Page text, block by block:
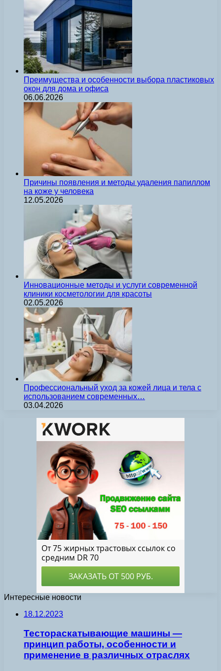
Преимущества и особенности выбора пластиковых
окон для дома и офиса
06.06.2026
Причины появления и методы удаления папиллом
на коже у человека
12.05.2026
Инновационные методы и услуги современной
клиники косметологии для красоты
02.05.2026
Профессиональный уход за кожей лица и тела с
использованием современных…
03.04.2026
Интересные новости
18.12.2023
Тестораскатывающие машины —
принцип работы, особенности и
применение в различных отраслях